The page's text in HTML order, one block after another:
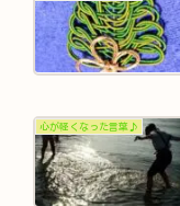
心が軽くなった言葉♪